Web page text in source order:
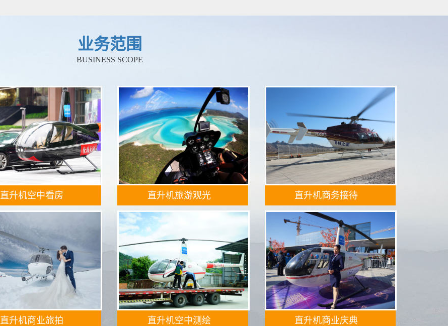
业务范围
BUSINESS SCOPE
直升机空中看房 直升机旅游观光 直升机商务接待
直升机商业旅拍 直升机空中测绘 直升机商业庆典